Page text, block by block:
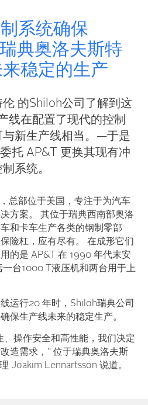
系统确保
典奥洛夫斯特
稳定的生产
的Shiloh公司了解到这
线在配置了现代的控制
与新生产线相当。—于是
托 AP&T 更换其现有冲
系统。
总部位于美国，专注于为汽车
方案。 其位于瑞典西南部奥洛
和卡车生产各类的钢制零部
险杠，应有尽有。 在成形它们
的是 AP&T 在 1990 年代末安
台1000 T液压机和两台用于上
运行20 年时，Shiloh瑞典公司
保生产线未来的稳定生产。
、操作安全和高性能，我们决定
造需求，” 位于瑞典奥洛夫斯
Joakim Lennartsson 说道。